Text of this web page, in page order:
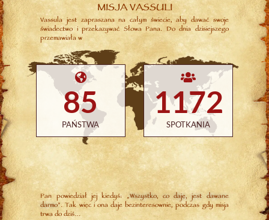
MISJA VASSULI
Vassula jest zapraszana na całym świecie, aby dawać swoje
świadectwo i przekazywać Słowa Pana. Do dnia dzisiejszego
przemawiała w
85
PAŃSTWA
1172
SPOTKANIA
Pan powiedział jej kiedyś: „Wszystko, co daję, jest dawane
darmo”. Tak więc i ona daje bezinteresownie, podczas gdy misja
trwa do dziś…